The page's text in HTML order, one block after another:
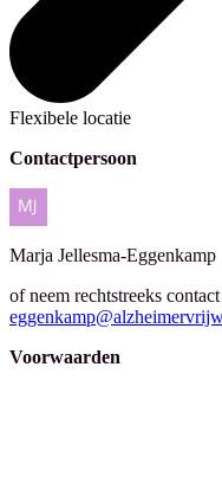
Flexibele locatie
Contactpersoon
Marja Jellesma-Eggenkamp
of neem rechtstreeks
Voorwaarden